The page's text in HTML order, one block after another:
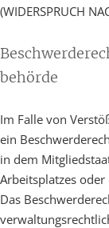
(WIDERSPRUCH
behörde
Im Falle von
ein
in dem
Arbeitsplatzes
Das